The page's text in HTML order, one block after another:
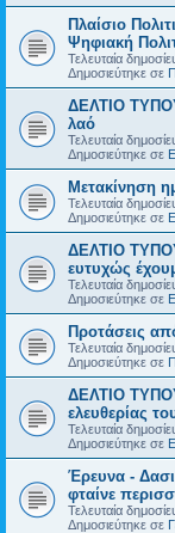
Πλαίσιο
Ψηφιακή
Τελευταία
Δημοσιεύτηκε σε
ΔΕΛΤΙΟ
λαό
Τελευταία
Δημοσιεύτηκε σε
Μετακίνηση
Τελευταία
Δημοσιεύτηκε σε
ΔΕΛΤΙΟ
ευτυχώς
Τελευταία
Δημοσιεύτηκε σε
Προτάσεις
Τελευταία
Δημοσιεύτηκε σε
ΔΕΛΤΙΟ
ελευθερίας
Τελευταία
Δημοσιεύτηκε σε
Έρευνα -
φταίνε
Τελευταία
Δημοσιεύτηκε σε